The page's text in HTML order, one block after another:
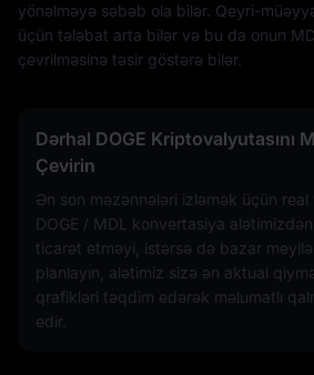
yönəlməyə səbəb ola bilər. Qeyri-
üçün tələbat arta bilər və bu da onun
çevrilməsinə təsir göstərə bilər.
Dərhal DOGE Kriptovalyutasını
Çevirin
Ən son məzənnələri izləmək üçün
DOGE / MDL konvertasiya
ticarət etməyi, istərsə də bazar
planlayın, alətimiz sizə ən aktual
qrafikləri təqdim edərək məlumatlı
edir.